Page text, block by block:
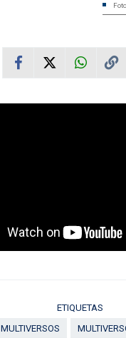
ETIQUETAS
MULTIVERSOS